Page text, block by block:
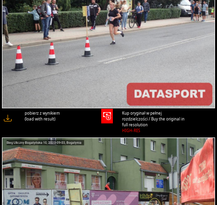
pobierz z wynikiem
(load with result)
Kup oryginał w pełnej
rozdzielczości / Buy the original in
full resolution
HIGH-RES